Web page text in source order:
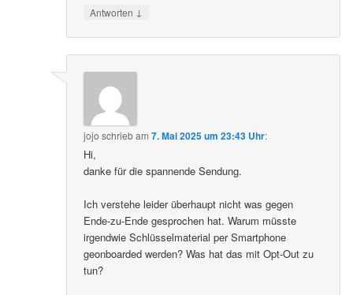
Antworten ↓
jojo schriebam7. Mai 2025 um 23:43 Uhr:
Hi,
danke für die spannende Sendung.
Ich verstehe leider überhaupt nicht was gegen
Ende-zu-Ende gesprochen hat. Warum müsste
irgendwie Schlüsselmaterial per Smartphone
geonboarded werden? Was hat das mit Opt-Out zu
tun?